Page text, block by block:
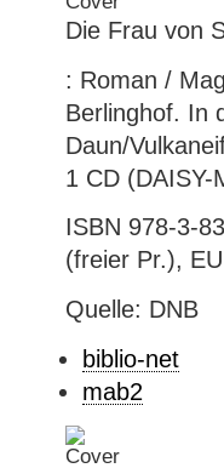
Die Frau von
: Roman /
Berlinghof. In
Daun/
1 CD
ISBN 978-3-
(freier Pr.),
Quelle: DNB
biblio-net
mab2